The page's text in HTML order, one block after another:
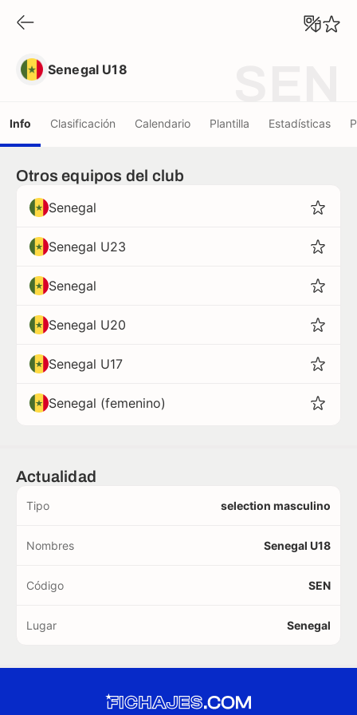
Senegal U18
Info Clasificación Calendario Plantilla Estadísticas
Otros equipos del club
Senegal
Senegal U23
Senegal
Senegal U20
Senegal U17
Senegal (femenino)
Actualidad
Tipo selection masculino
Nombres Senegal U18
Código SEN
Lugar Senegal